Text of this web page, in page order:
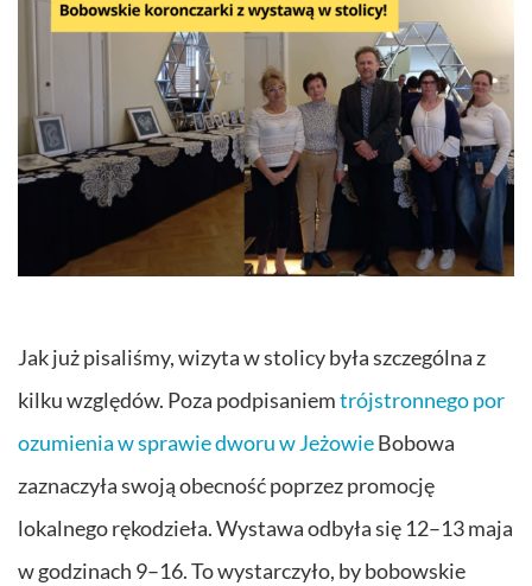
Jak już pisaliśmy, wizyta w stolicy była szczególna z
kilku względów. Poza podpisaniemtrójstronnego por
ozumienia w sprawie dworu w JeżowieBobowa
zaznaczyła swoją obecność poprzez promocję
lokalnego rękodzieła. Wystawa odbyła się 12–13 maja
w godzinach 9–16. To wystarczyło, by bobowskie